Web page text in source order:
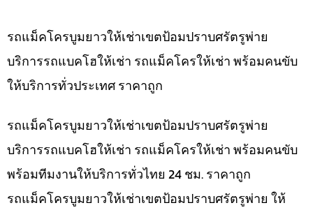
รถแม็คโครบูมยาวให้เช่าเขตป้อมปราบศรัตรูพ่าย
บริการรถแบคโฮให้เช่า รถแม็คโครให้เช่า พร้อมคนขับ
ให้บริการทั่วประเทศ ราคาถูก
รถแม็คโครบูมยาวให้เช่าเขตป้อมปราบศรัตรูพ่าย
บริการรถแบคโฮให้เช่า รถแม็คโครให้เช่า พร้อมคนขับ
พร้อมทีมงานให้บริการทั่วไทย 24 ชม. ราคาถูก
รถแม็คโครบูมยาวให้เช่าเขตป้อมปราบศรัตรูพ่าย ให้